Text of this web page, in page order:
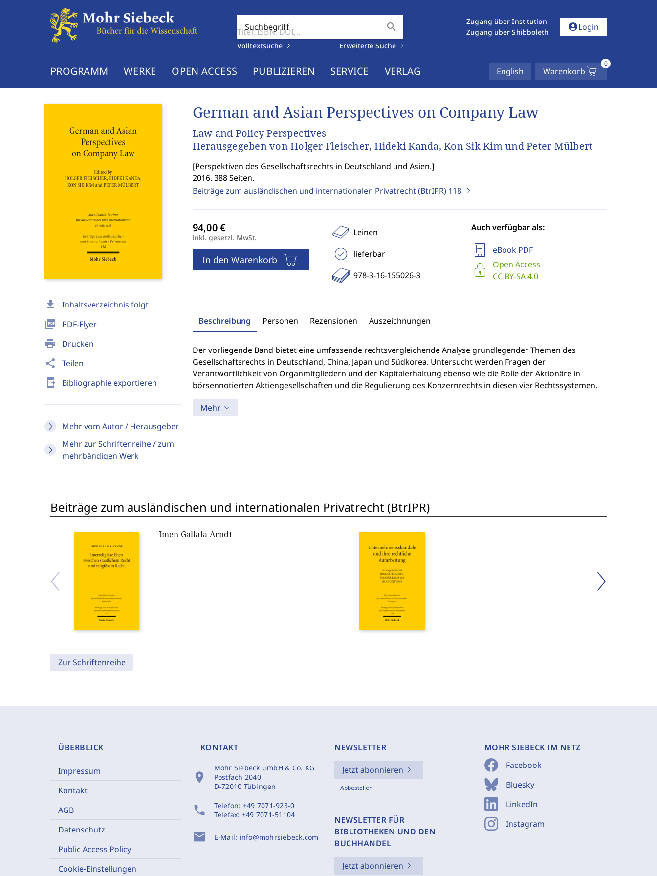
Suchbegriff search
Volltextsuche Erweiterte Suche
Zugang über Institution
Zugang über Shibboleth
account_circleLogin
PROGRAMM WERKE OPEN ACCESS PUBLIZIEREN SERVICE VERLAG English Warenkorb
0
download Inhaltsverzeichnis folgt
picture_as_pdf PDF-Flyer
print Drucken
share Teilen
send_to_mobile Bibliographie exportieren
Mehr vom Autor / Herausgeber
Mehr zur Schriftenreihe / zum
mehrbändigen Werk
German and Asian Perspectives on Company Law
Law and Policy Perspectives
Herausgegeben von Holger Fleischer, Hideki Kanda, Kon Sik Kim und Peter Mülbert
[Perspektiven des Gesellschaftsrechts in Deutschland und Asien.]
2016. 388 Seiten.
Beiträge zum ausländischen und internationalen Privatrecht (BtrIPR) 118
inkl. gesetzl. MwSt.
In den Warenkorb
Leinen
lieferbar
978-3-16-155026-3
Auch verfügbar als:
eBook PDF
Open Access
CC BY-SA 4.0
Beschreibung Personen Rezensionen Auszeichnungen
Der vorliegende Band bietet eine umfassende rechtsvergleichende Analyse grundlegender Themen des
Gesellschaftsrechts in Deutschland, China, Japan und Südkorea. Untersucht werden Fragen der
Verantwortlichkeit von Organmitgliedern und der Kapitalerhaltung ebenso wie die Rolle der Aktionäre in
börsennotierten Aktiengesellschaften und die Regulierung des Konzernrechts in diesen vier Rechtssystemen.
Mehr
Beiträge zum ausländischen und internationalen Privatrecht (BtrIPR)
Imen Gallala-Arndt
Zur Schriftenreihe
ÜBERBLICK
Impressum
Kontakt
AGB
Datenschutz
Public Access Policy
Cookie-Einstellungen
KONTAKT
location_on
Mohr Siebeck GmbH & Co. KG
Postfach 2040
D-72010 Tübingen
phone Telefon: +49 7071-923-0
Telefax: +49 7071-51104
mail E-Mail: info@mohrsiebeck.com
NEWSLETTER
Jetzt abonnieren
Abbestellen
NEWSLETTER FÜR
BIBLIOTHEKEN UND DEN
BUCHHANDEL
Jetzt abonnieren
MOHR SIEBECK IM NETZ
Facebook
Bluesky
LinkedIn
Instagram